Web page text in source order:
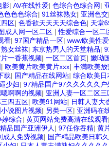
影| AV在线性爱| 色综合色综合网|
色色色综合| 91丝袜熟女| 亚洲色交
区| 色香欲天天天天综合色| 天堂
成人网一区二区 |性爱综合一区二
看| 97国产精品一区| www欧美性爱
女丝袜| 东京热男人的天堂精品|
一香蕉视频| 一区二区首页| 嫩呦
| 欧美黄片欧美黄片xxx| 丰满欧美
载| 国产精品在线网站| 综合欧美日
少妇| 97精品国产97久久久久久户
啊啊的视频| 亚洲人妻一区二区三
四五区| 欧美91网站| 日韩人妻大
说图片视频| 另类一区| 亚洲码在
婷综合| 黄页网站免费高清在线观看
品国产亚洲伊人 | 97任你吞精| 黄
成人免费视频| 国产精品欧美日韩